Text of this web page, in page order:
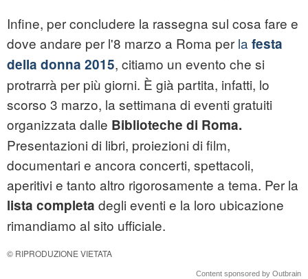
Infine, per concludere la rassegna sul cosa fare e
dove andare per l'8 marzo a Roma per la festa
della donna 2015, citiamo un evento che si
protrarrà per più giorni. È già partita, infatti, lo
scorso 3 marzo, la settimana di eventi gratuiti
organizzata dalle Biblioteche di Roma.
Presentazioni di libri, proiezioni di film,
documentari e ancora concerti, spettacoli,
aperitivi e tanto altro rigorosamente a tema. Per la
lista completa degli eventi e la loro ubicazione
rimandiamo al sito ufficiale.
© RIPRODUZIONE VIETATA
Content sponsored by Outbrain